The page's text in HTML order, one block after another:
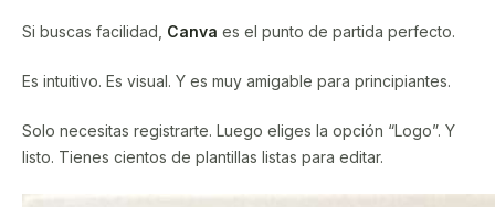
Si buscas facilidad, Canva es el punto de partida perfecto.
Es intuitivo. Es visual. Y es muy amigable para principiantes.
Solo necesitas registrarte. Luego eliges la opción “Logo”. Y
listo. Tienes cientos de plantillas listas para editar.